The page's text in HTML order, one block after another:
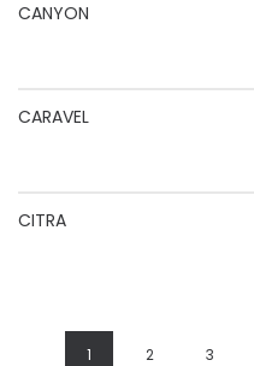
CANYON
CARAVEL
CITRA
1 2 3